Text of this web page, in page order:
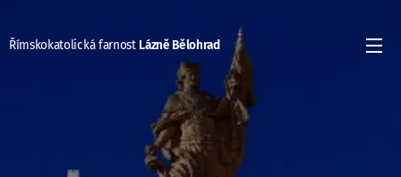
Římskokatolická farnost Lázně Bělohrad